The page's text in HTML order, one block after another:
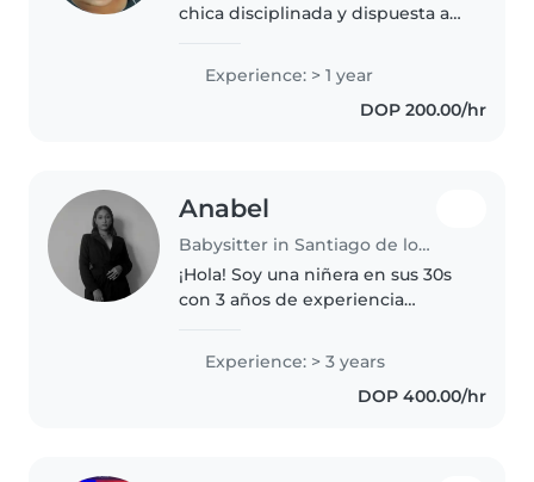
chica disciplinada y dispuesta a
también tengo niños y
comprendo muy bien los
Experience: > 1 year
DOP 200.00/hr
Anabel
Babysitter in Santiago de los Caballeros
¡Hola! Soy una niñera en sus 30s
con 3 años de experiencia
y niños en edad escolar. Estoy
estudiando una licenciatura en
psicología escolar y me encanta..
Experience: > 3 years
DOP 400.00/hr